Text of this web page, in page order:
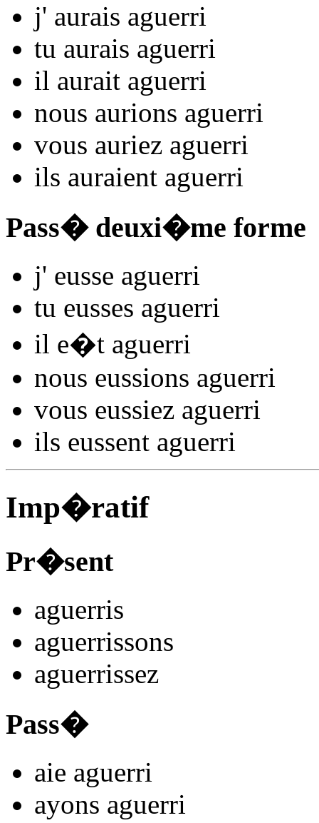
j' aurais aguerri
tu aurais aguerri
il aurait aguerri
nous aurions aguerri
vous auriez aguerri
ils auraient aguerri
Pass� deuxi�me forme
j' eusse aguerri
tu eusses aguerri
il e�t aguerri
nous eussions aguerri
vous eussiez aguerri
ils eussent aguerri
Imp�ratif
Pr�sent
aguerris
aguerrissons
aguerrissez
Pass�
aie aguerri
ayons aguerri